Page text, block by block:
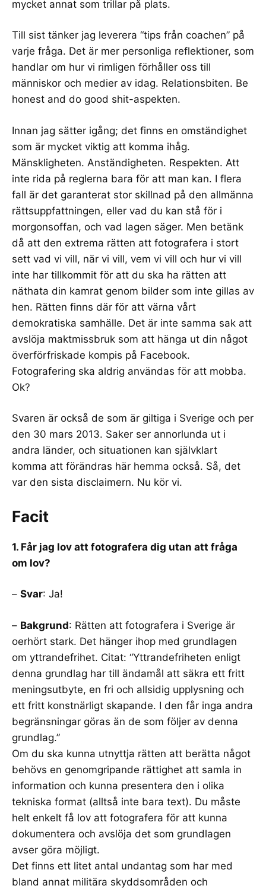
mycket annat som trillar på plats.
Till sist tänker jag leverera “tips från coachen” på
varje fråga. Det är mer personliga reflektioner, som
handlar om hur vi rimligen förhåller oss till
människor och medier av idag. Relationsbiten. Be
honest and do good shit-aspekten.
Innan jag sätter igång; det finns en omständighet
som är mycket viktig att komma ihåg.
Mänskligheten. Anständigheten. Respekten. Att
inte rida på reglerna bara för att man kan. I flera
fall är det garanterat stor skillnad på den allmänna
rättsuppfattningen, eller vad du kan stå för i
morgonsoffan, och vad lagen säger. Men betänk
då att den extrema rätten att fotografera i stort
sett vad vi vill, när vi vill, vem vi vill och hur vi vill
inte har tillkommit för att du ska ha rätten att
näthata din kamrat genom bilder som inte gillas av
hen. Rätten finns där för att värna vårt
demokratiska samhälle. Det är inte samma sak att
avslöja maktmissbruk som att hänga ut din något
överförfriskade kompis på Facebook.
Fotografering ska aldrig användas för att mobba.
Ok?
Svaren är också de som är giltiga i Sverige och per
den 30 mars 2013. Saker ser annorlunda ut i
andra länder, och situationen kan självklart
komma att förändras här hemma också. Så, det
var den sista disclaimern. Nu kör vi.
Facit
1. Får jag lov att fotografera dig utan att fråga
om lov?
– Svar: Ja!
– Bakgrund: Rätten att fotografera i Sverige är
oerhört stark. Det hänger ihop med grundlagen
om yttrandefrihet. Citat: “Yttrandefriheten enligt
denna grundlag har till ändamål att säkra ett fritt
meningsutbyte, en fri och allsidig upplysning och
ett fritt konstnärligt skapande. I den får inga andra
begränsningar göras än de som följer av denna
grundlag.”
Om du ska kunna utnyttja rätten att berätta något
behövs en genomgripande rättighet att samla in
information och kunna presentera den i olika
tekniska format (alltså inte bara text). Du måste
helt enkelt få lov att fotografera för att kunna
dokumentera och avslöja det som grundlagen
avser göra möjligt.
Det finns ett litet antal undantag som har med
bland annat militära skyddsområden och